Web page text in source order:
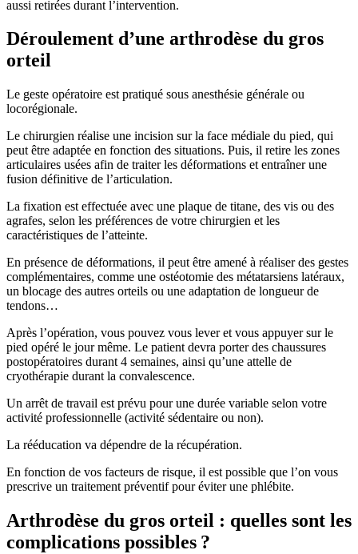
aussi retirées durant l’intervention.
Déroulement d’une arthrodèse du gros
orteil
Le geste opératoire est pratiqué sous anesthésie générale ou
locorégionale.
Le chirurgien réalise une incision sur la face médiale du pied, qui
peut être adaptée en fonction des situations. Puis, il retire les zones
articulaires usées afin de traiter les déformations et entraîner une
fusion définitive de l’articulation.
La fixation est effectuée avec une plaque de titane, des vis ou des
agrafes, selon les préférences de votre chirurgien et les
caractéristiques de l’atteinte.
En présence de déformations, il peut être amené à réaliser des gestes
complémentaires, comme une ostéotomie des métatarsiens latéraux,
un blocage des autres orteils ou une adaptation de longueur de
tendons…
Après l’opération, vous pouvez vous lever et vous appuyer sur le
pied opéré le jour même. Le patient devra porter des chaussures
postopératoires durant 4 semaines, ainsi qu’une attelle de
cryothérapie durant la convalescence.
Un arrêt de travail est prévu pour une durée variable selon votre
activité professionnelle (activité sédentaire ou non).
La rééducation va dépendre de la récupération.
En fonction de vos facteurs de risque, il est possible que l’on vous
prescrive un traitement préventif pour éviter une phlébite.
Arthrodèse du gros orteil : quelles sont les
complications possibles ?